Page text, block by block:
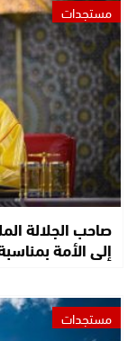
مستجدات
صاحب الجلالة
إلى الأمة
مستجدات